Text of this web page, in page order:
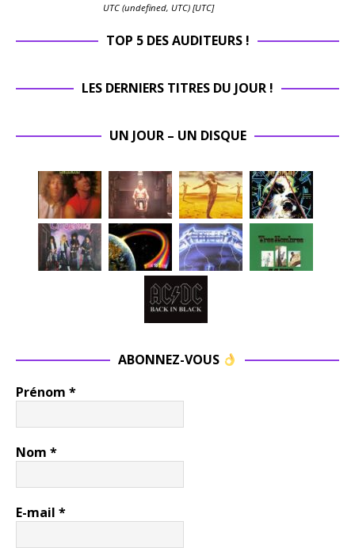
UTC (undefined, UTC) [UTC]
TOP 5 DES AUDITEURS !
LES DERNIERS TITRES DU JOUR !
UN JOUR – UN DISQUE
ABONNEZ-VOUS
Prénom *
Nom *
E-mail *